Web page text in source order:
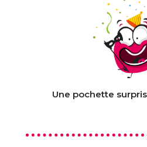
Une pochette